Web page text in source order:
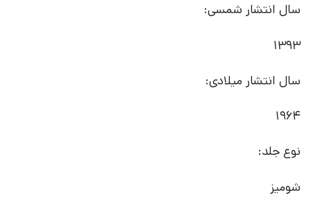
سال انتشار شمسی:
1393
سال انتشار میلادی:
1964
نوع جلد:
شومیز